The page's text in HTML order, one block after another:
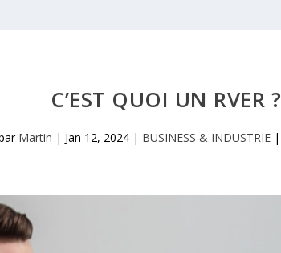
C’EST QUOI UN RVER ?
Martin | Jan 12, 2024| BUSINESS & INDUSTRIE|